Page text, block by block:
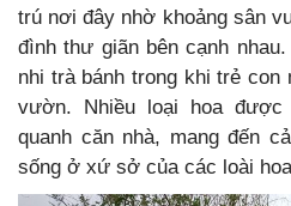
trú nơi đây nhờ khoảng sân
đình thư giãn bên cạnh
nhi trà bánh trong khi trẻ
vườn. Nhiều loại hoa
quanh căn nhà, mang đến
sống ở xứ sở của các loài